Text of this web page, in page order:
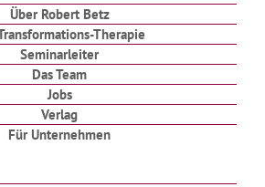
Über Robert Betz
Therapie
Seminarleiter
Das Team
Jobs
Verlag
Für Unternehmen